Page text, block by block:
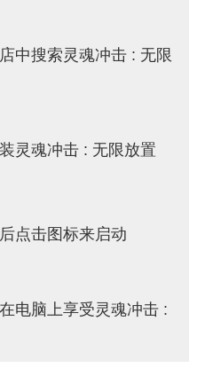
能力值？
造独一无二的专属角
间！
下来！
乐！
的诱惑！
装的超爽体验！
属性的装备！
备！
最强装备！
应有尽有！
中搜索灵魂冲击 : 无限
灵魂冲击 : 无限放置
点击图标来启动
电脑上享受灵魂冲击 :